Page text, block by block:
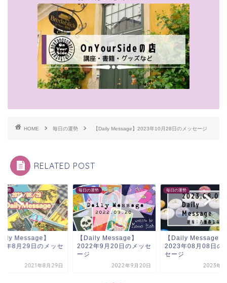
HOME 毎日の運勢 【Daily Message】2023年10月28日のメッセージ
RELATED POST
運勢
Message】
年9月20日のメッセ
2022年9月20日
毎日の運勢
【Daily Message】
2023年08月08日のメッ
セージ
2023年8月8日
毎日の運勢
【Daily Message】
2021年8月29日のメ
ージ
2021年8